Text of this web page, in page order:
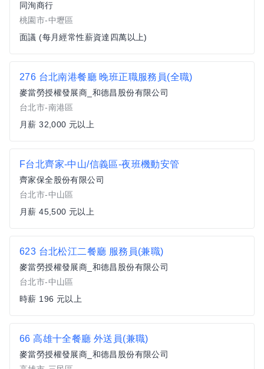
同洵商行
桃園市-中壢區
面議 (每月經常性薪資達四萬以上)
276 台北南港餐廳 晚班正職服務員(全職)
麥當勞授權發展商_和德昌股份有限公司
台北市-南港區
月薪 32,000 元以上
F台北齊家-中山/信義區-夜班機動安管
齊家保全股份有限公司
台北市-中山區
月薪 45,500 元以上
623 台北松江二餐廳 服務員(兼職)
麥當勞授權發展商_和德昌股份有限公司
台北市-中山區
時薪 196 元以上
66 高雄十全餐廳 外送員(兼職)
麥當勞授權發展商_和德昌股份有限公司